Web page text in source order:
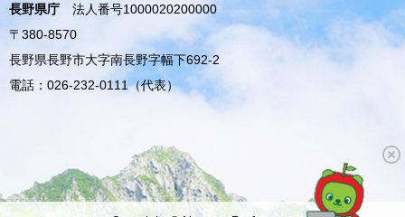
長野県庁
法人番号1000020200000
〒380-8570
長野県長野市大字南長野字幅下692-2
電話：026-232-0111（代表）